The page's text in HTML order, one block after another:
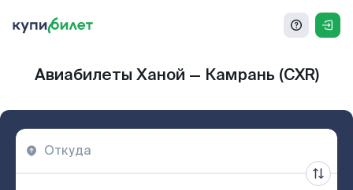
Авиабилеты Ханой — Камрань (CXR)